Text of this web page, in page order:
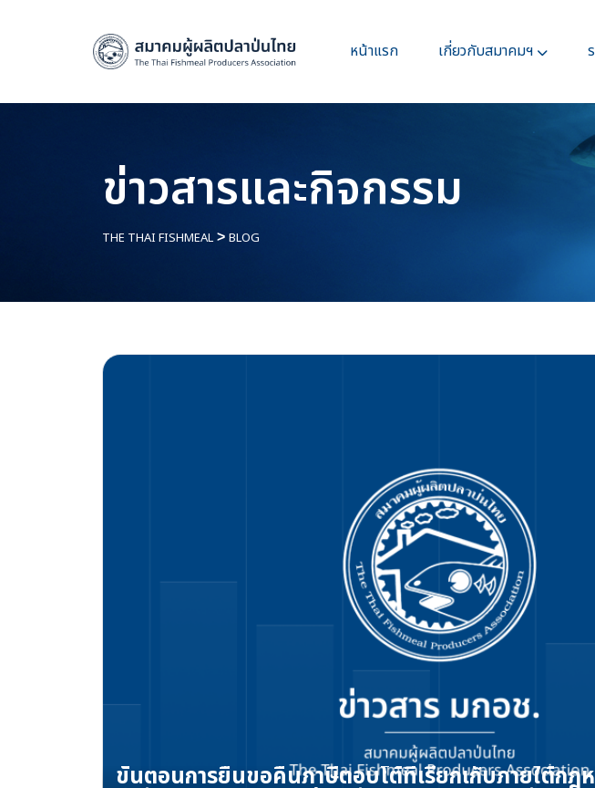
หน้าแรก เกี่ยวกับสมาคมฯ
ข่าวสารและกิจกรรม
THE THAI FISHMEAL > BLOG
ขั้นตอนการยื่นขอคืนภาษีตอบโต้ที่เรียกเก็บภายใต้กฎ